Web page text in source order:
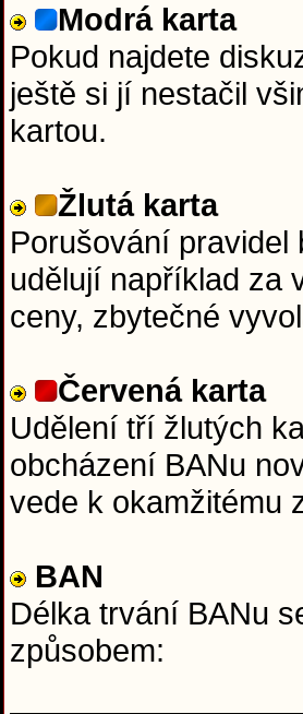
Modrá karta
Pokud najdete
ještě si jí nestačil
kartou.
Žlutá karta
Porušování pravidel
udělují například za
ceny, zbytečné
Červená karta
Udělení tří žlutých
obcházení BANu
vede k okamžitému
BAN
Délka trvání BANu
způsobem: